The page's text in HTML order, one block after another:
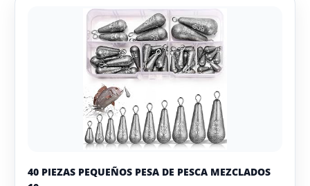
40 PIEZAS PEQUEÑOS PESA DE PESCA MEZCLADOS